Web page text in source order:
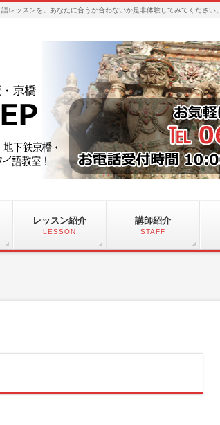
ッスンを。あなたに合うか合わないか是非体験してみてください。
レッスン紹介
LESSON
講師紹介
STAFF